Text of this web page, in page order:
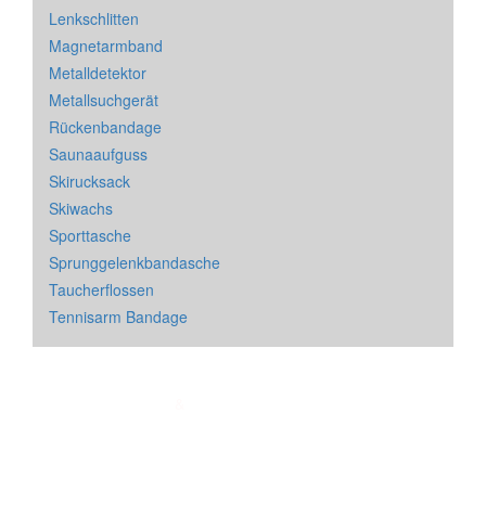
Lenkschlitten
Magnetarmband
Metalldetektor
Metallsuchgerät
Rückenbandage
Saunaaufguss
Skirucksack
Skiwachs
Sporttasche
Sprunggelenkbandasche
Taucherflossen
Tennisarm Bandage